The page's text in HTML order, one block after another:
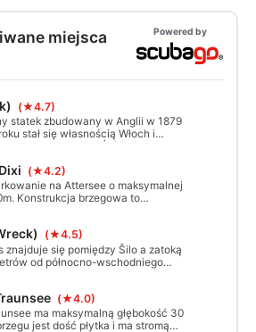
miejsca
Powered by
(★4.7)
statek zbudowany w Anglii w 1879
stał się własnością Włoch i
spedytor na Morzu Śródziemnym. 14
zatonął.
(★4.2)
na Attersee o maksymalnej
Konstrukcja brzegowa to
na 22 metrach, nabrzeże na
wypełniona powietrzem wanna.
(★4.5)
znajduje się pomiędzy Šilo a zatoką
od północno-wschodniego
(★4.0)
ma maksymalną głębokość 30
jest dość płytka i ma stromą